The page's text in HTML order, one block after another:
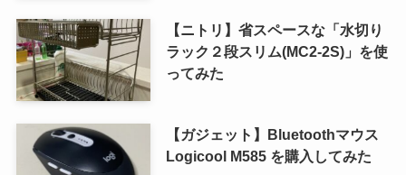
【ニトリ】省スペースな「水切り
ラック２段スリム(MC2-2S)」を使
ってみた
【ガジェット】Bluetoothマウス
Logicool M585 を購入してみた